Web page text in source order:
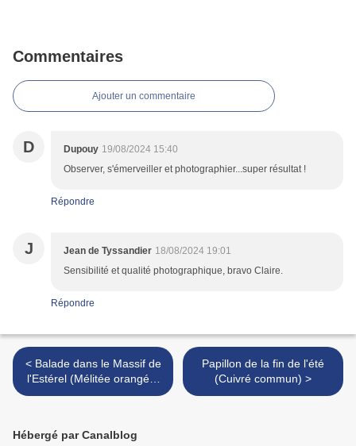
Commentaires
Ajouter un commentaire
D Dupouy 19/08/2024 15:40
Observer, s'émerveiller et photographier...super résultat !
Répondre
J Jean de Tyssandier 18/08/2024 19:01
Sensibilité et qualité photographique, bravo Claire.
Répondre
< Balade dans le Massif de
l'Estérel (Mélitée orangée,
Piéride, Amaryllis)
Papillon de la fin de l'été
(Cuivré commun) >
Hébergé par Canalblog